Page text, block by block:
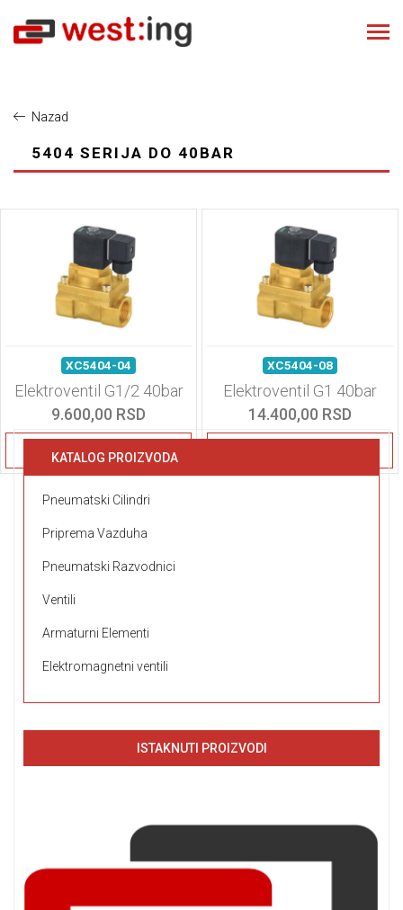
Nazad
5404 SERIJA DO 40BAR
XC5404-04
Elektroventil G1/2 40bar
9.600,00 RSD
Detaljnije
XC5404-08
Elektroventil G1 40bar
14.400,00 RSD
KATALOG PROIZVODA
Pneumatski Cilindri
Priprema Vazduha
Pneumatski Razvodnici
Ventili
Armaturni Elementi
Elektromagnetni ventili
ISTAKNUTI PROIZVODI